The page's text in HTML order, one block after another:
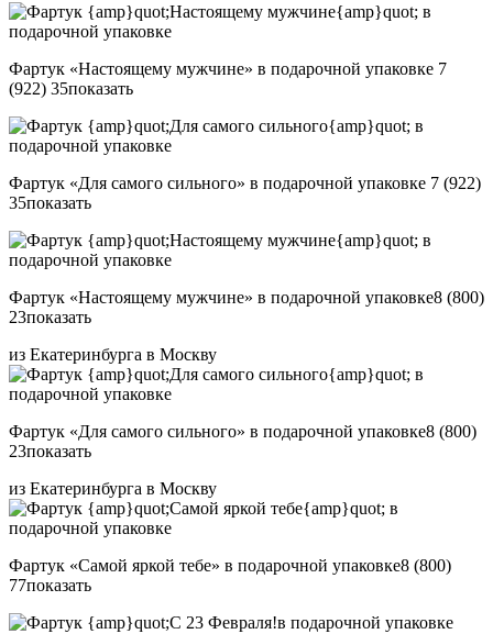
Фартук «Настоящему мужчине» в подарочной упаковке 7
(922) 35показать
Фартук «Для самого сильного» в подарочной упаковке 7 (922)
35показать
Фартук «Настоящему мужчине» в подарочной упаковке8 (800)
23показать
из Екатеринбурга в Москву
Фартук «Для самого сильного» в подарочной упаковке8 (800)
23показать
из Екатеринбурга в Москву
Фартук «Самой яркой тебе» в подарочной упаковке8 (800)
77показать